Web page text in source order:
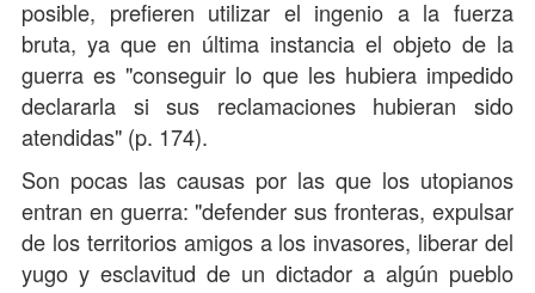
posible, prefieren utilizar el ingenio a la fuerza
bruta, ya que en última instancia el objeto de la
guerra es "conseguir lo que les hubiera impedido
declararla si sus reclamaciones hubieran sido
atendidas" (p. 174).
Son pocas las causas por las que los utopianos
entran en guerra: "defender sus fronteras, expulsar
de los territorios amigos a los invasores, liberar del
yugo y esclavitud de un dictador a algún pueblo